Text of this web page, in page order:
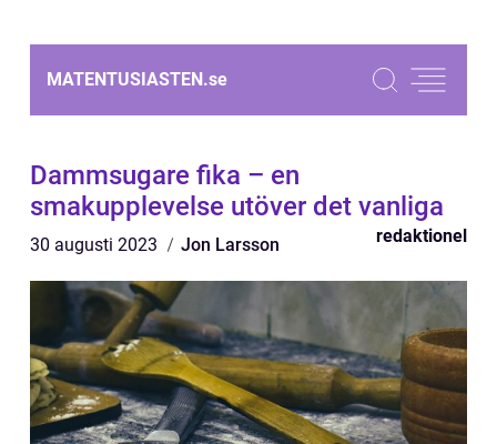
MATENTUSIASTEN.se
Dammsugare fika – en
smakupplevelse utöver det vanliga
30 augusti 2023 Jon Larsson redaktionel